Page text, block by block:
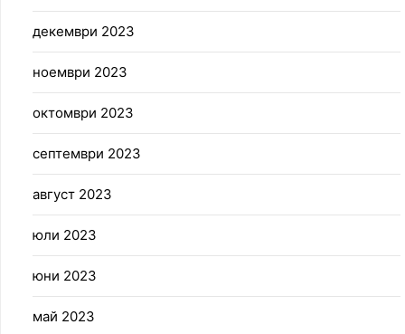
декември 2023
ноември 2023
октомври 2023
септември 2023
август 2023
юли 2023
юни 2023
май 2023